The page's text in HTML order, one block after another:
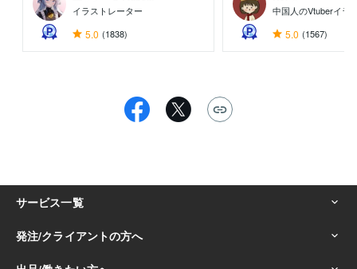
イラストレーター
5.0 (1838)
中国人のVtuberイラ
5.0 (1567)